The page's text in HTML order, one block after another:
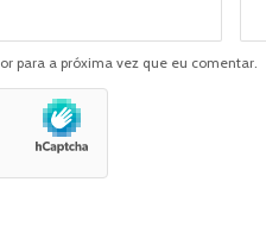
para a próxima vez que eu comentar.